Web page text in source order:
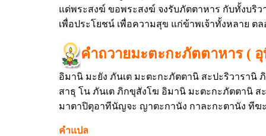
แด่พระสงฆ์ ขอพระสงฆ์ จงรับภัตตาหาร กับทั้งบริว
เพื่อประโยชน์ เพื่อความสุข แก่ข้าพเจ้าทั้งหลาย ต
คำถวายมะตะกะภัตตาหาร (
อิมานิ มะยัง ภันเต มะตะกะภัตตานิ สะปะริวารานิ
สาธุ โน ภันเต ภิกขุสังโฆ อิมานิ มะตะกะภัตตานิ
มาตาปิตุอาทีนัญจะ ญาตะกานัง กาละกะตานัง ทีฆ
คำแปล